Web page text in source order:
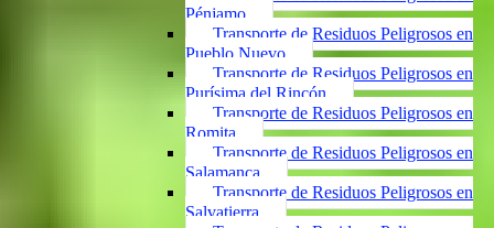
Pénjamo
Transporte de Residuos Peligrosos en
Pueblo Nuevo
Transporte de Residuos Peligrosos en
Purísima del Rincón
Transporte de Residuos Peligrosos en
Romita
Transporte de Residuos Peligrosos en
Salamanca
Transporte de Residuos Peligrosos en
Salvatierra